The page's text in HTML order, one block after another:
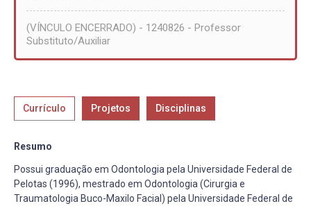
(VÍNCULO ENCERRADO) - 1240826 - Professor
Substituto/Auxiliar
Currículo Projetos Disciplinas
Resumo
Possui graduação em Odontologia pela Universidade Federal de
Pelotas (1996), mestrado em Odontologia (Cirurgia e
Traumatologia Buco-Maxilo Facial) pela Universidade Federal de